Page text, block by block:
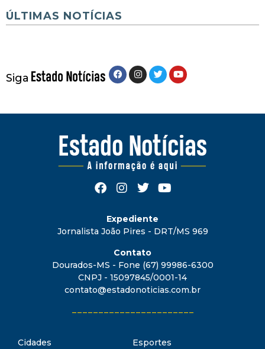
ÚLTIMAS NOTÍCIAS
Siga
Expediente
Jornalista João Pires - DRT/MS 969
Contato
Dourados-MS - Fone (67) 99986-6300
CNPJ - 15097845/0001-14
contato@estadonoticias.com.br
Cidades
Esportes